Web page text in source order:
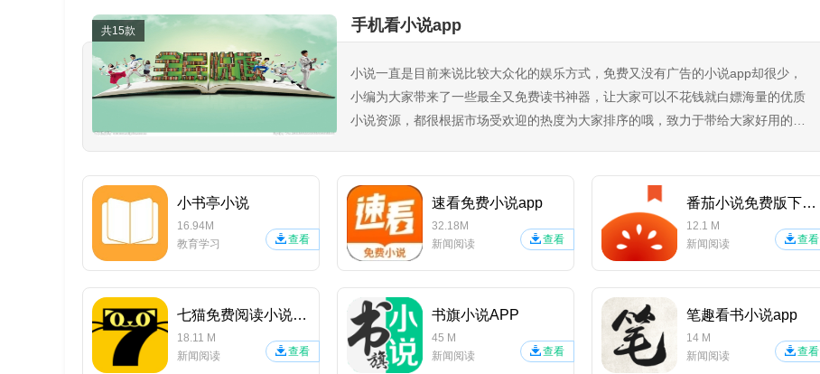
共15款 手机看小说app
小说一直是目前来说比较大众化的娱乐方式，免费又没有广告的小说app却很少，
小编为大家带来了一些最全又免费读书神器，让大家可以不花钱就白嫖海量的优质
小说资源，都很根据市场受欢迎的热度为大家排序的哦，致力于带给大家好用的追
小书亭小说
16.94M
教育学习
查看
速看免费小说app
32.18M
新闻阅读
查看
番茄小说免费版下载安装
12.1 M
新闻阅读
查看
七猫免费阅读小说APP
18.11 M
新闻阅读
查看
书旗小说APP
45 M
新闻阅读
查看
笔趣看书小说app
14 M
新闻阅读
查看